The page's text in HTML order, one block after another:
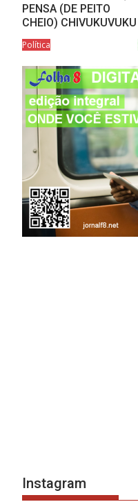
PENSA (DE PEITO
CHEIO) CHIVUKUVUKU
Política
Instagram